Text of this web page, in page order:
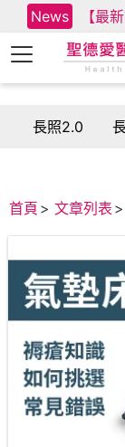
News 【最
長照2.0
首頁 文章列表